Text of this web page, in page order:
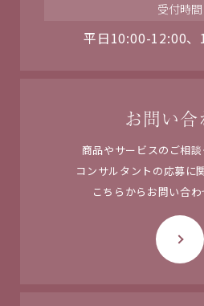
受付時間
平日10:00-12:00
お問い合
商品やサービスのご相
コンサルタントの応募に
こちらからお問い合わ